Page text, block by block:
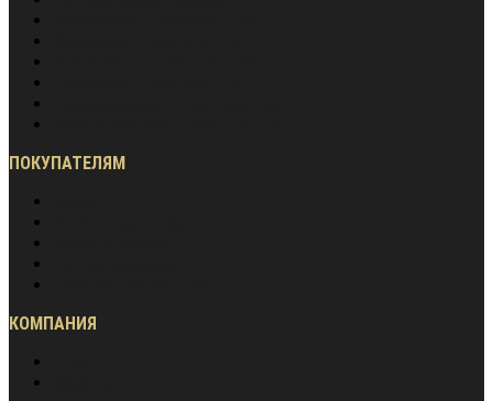
ПОКУПАТЕЛЯМ
КОМПАНИЯ